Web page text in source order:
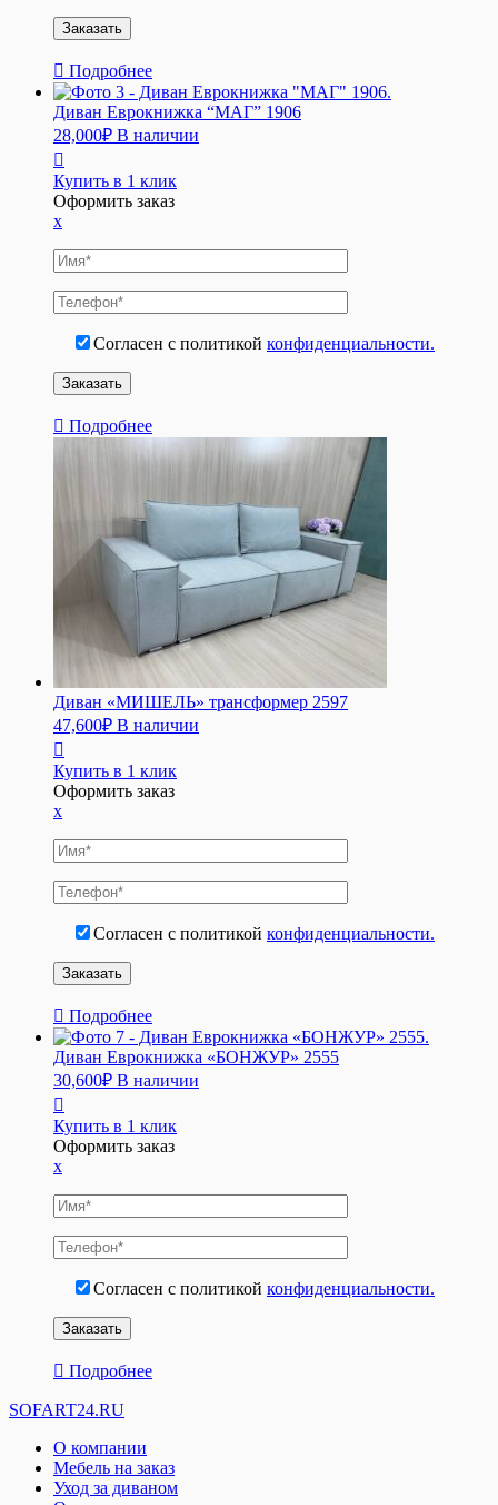
Подробнее
Диван Еврокнижка “МАГ” 1906
28,000₽ В наличии
Купить в 1 клик
Оформить заказ
x
Согласен с политикой конфиденциальности.
Подробнее
Диван «МИШЕЛЬ» трансформер 2597
47,600₽ В наличии
Купить в 1 клик
Оформить заказ
x
Согласен с политикой конфиденциальности.
Подробнее
Диван Еврокнижка «БОНЖУР» 2555
30,600₽ В наличии
Купить в 1 клик
Оформить заказ
x
Согласен с политикой конфиденциальности.
Подробнее
SOFART24.RU
О компании
Мебель на заказ
Уход за диваном